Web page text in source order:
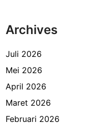
Archives
Juli 2026
Mei 2026
April 2026
Maret 2026
Februari 2026